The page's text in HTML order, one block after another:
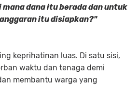
mana dana itu berada dan untuk
itu disiapkan?"
keprihatinan luas. Di satu sisi,
waktu dan tenaga demi
membantu warga yang